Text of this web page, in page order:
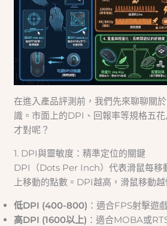
在進入產品評測前，我們先來聊聊關
識。市面上的DPI、回報率等規格五
才對呢？
1. DPI與靈敏度：精準定位的關鍵
DPI（Dots Per Inch）代表滑鼠每移
上移動的點數。DPI越高，滑鼠移動越
低DPI (400-800) ：適合FPS射擊遊
高DPI (1600以上) ：適合MOBA或